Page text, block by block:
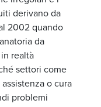
derivano da
2002 quando
da
realtà
settori come
o cura
problemi